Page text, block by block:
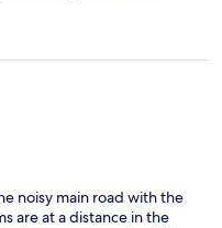
noisy main road with the
are at a distance in the